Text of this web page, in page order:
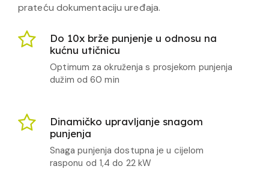
prateću dokumentaciju uređaja.
Do 10x brže punjenje u odnosu na
kućnu utičnicu
Optimum za okruženja s prosjekom punjenja
dužim od 60 min
Dinamičko upravljanje snagom
punjenja
Snaga punjenja dostupna je u cijelom
rasponu od 1,4 do 22 kW